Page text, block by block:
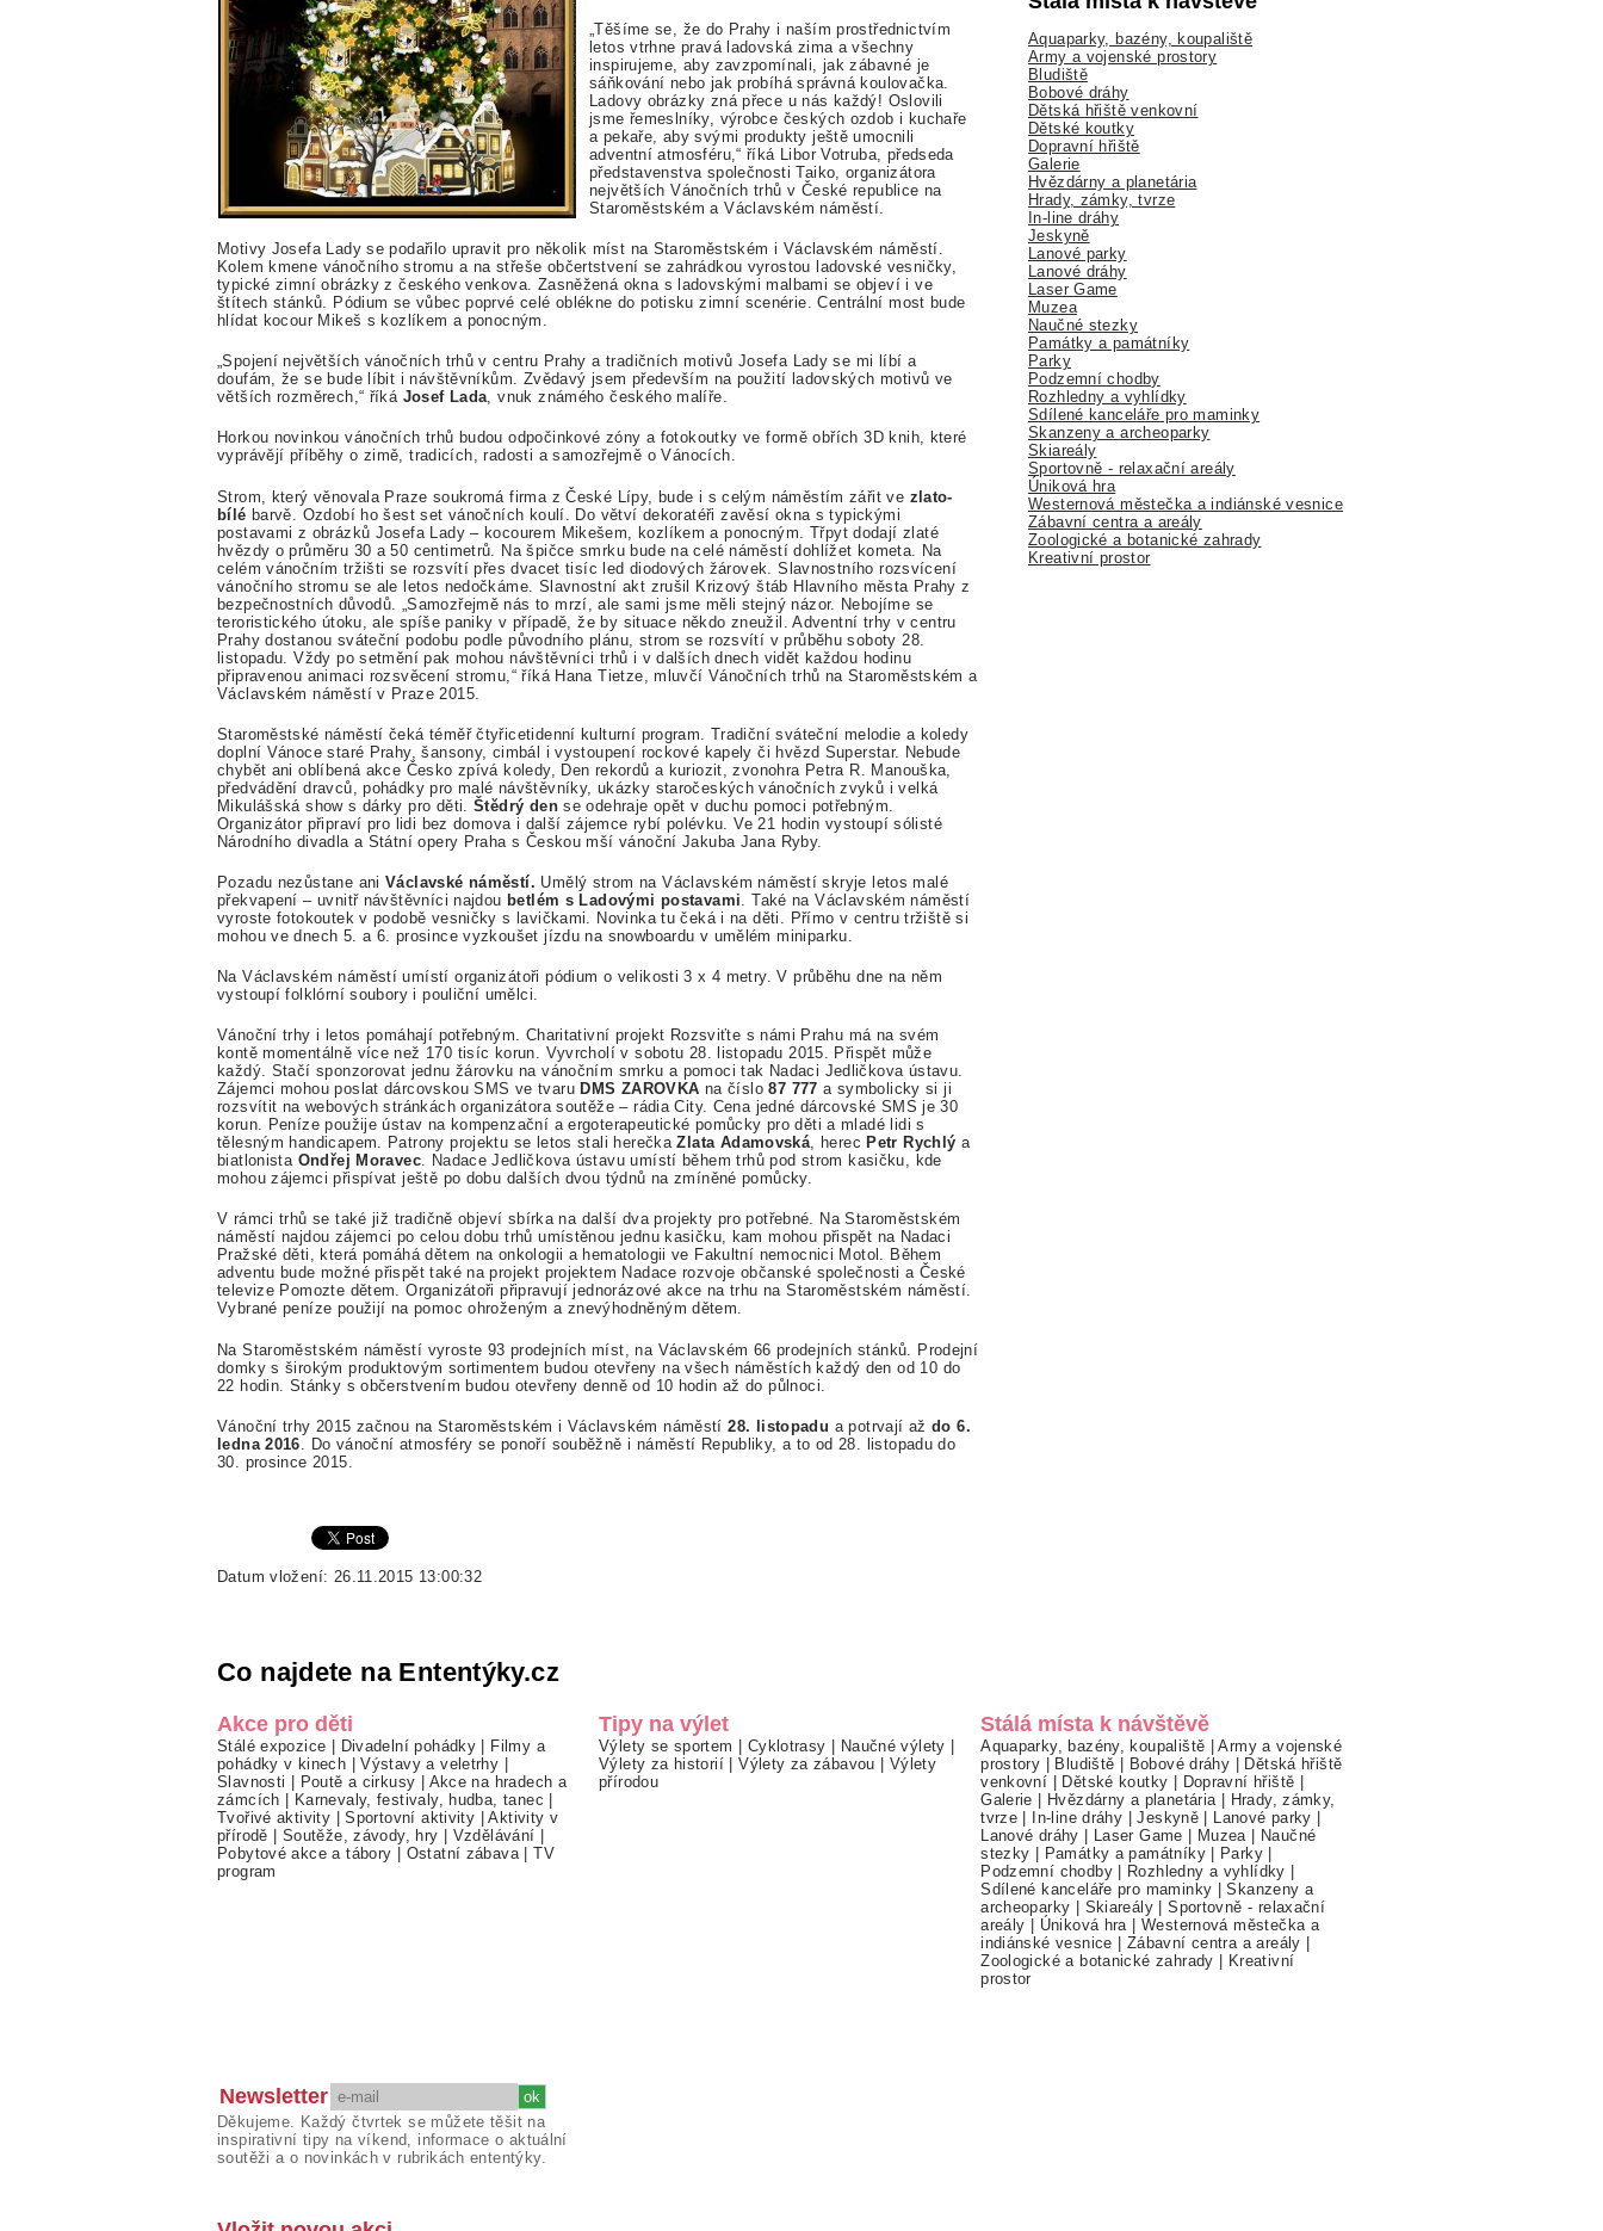
„Těšíme se, že do Prahy i naším prostřednictvím
letos vtrhne pravá ladovská zima a všechny
inspirujeme, aby zavzpomínali, jak zábavné je
sáňkování nebo jak probíhá správná koulovačka.
Ladovy obrázky zná přece u nás každý! Oslovili
jsme řemeslníky, výrobce českých ozdob i kuchaře
a pekaře, aby svými produkty ještě umocnili
adventní atmosféru,“ říká Libor Votruba, předseda
představenstva společnosti Taiko, organizátora
největších Vánočních trhů v České republice na
Staroměstském a Václavském náměstí.
Motivy Josefa Lady se podařilo upravit pro několik míst na Staroměstském i Václavském náměstí.
Kolem kmene vánočního stromu a na střeše občertstvení se zahrádkou vyrostou ladovské vesničky,
typické zimní obrázky z českého venkova. Zasněžená okna s ladovskými malbami se objeví i ve
štítech stánků.
Pódium se vůbec poprvé celé oblékne do potisku zimní scenérie. Centrální most bude
hlídat kocour Mikeš s kozlíkem a ponocným.
„Spojení největších vánočních trhů v centru Prahy a tradičních motivů Josefa Lady se mi líbí a
doufám, že se bude líbit i návštěvníkům. Zvědavý jsem především na použití ladovských motivů ve
větších rozměrech,“ říká Josef Lada, vnuk známého českého malíře.
Horkou novinkou vánočních trhů budou odpočinkové zóny a fotokoutky ve formě obřích 3D knih, které
vyprávějí příběhy o zimě, tradicích, radosti a samozřejmě o Vánocích.
Strom, který věnovala Praze soukromá firma z České Lípy, bude i s celým náměstím zářit ve zlato-
bílé barvě. Ozdobí ho šest set vánočních koulí. Do větví dekoratéři zavěsí okna s typickými
postavami z obrázků Josefa Lady – kocourem Mikešem, kozlíkem a ponocným. Třpyt dodají zlaté
hvězdy o průměru 30 a 50 centimetrů. Na špičce smrku bude na celé náměstí dohlížet kometa. Na
celém vánočním tržišti se rozsvítí přes dvacet tisíc led diodových žárovek. Slavnostního rozsvícení
vánočního stromu se ale letos nedočkáme. Slavnostní akt zrušil Krizový štáb Hlavního města Prahy z
bezpečnostních důvodů. „Samozřejmě nás to mrzí, ale sami jsme měli stejný názor. Nebojíme se
teroristického útoku, ale spíše paniky v případě, že by situace někdo zneužil. Adventní trhy v centru
Prahy dostanou sváteční podobu podle původního plánu, strom se rozsvítí v průběhu soboty 28.
listopadu. Vždy po setmění pak mohou návštěvníci trhů i v dalších dnech vidět každou hodinu
připravenou animaci rozsvěcení stromu,“ říká Hana Tietze, mluvčí Vánočních trhů na Staroměstském a
Václavském náměstí v Praze 2015.
Staroměstské náměstí čeká téměř čtyřicetidenní kulturní program. Tradiční sváteční melodie a koledy
doplní Vánoce staré Prahy, šansony, cimbál i vystoupení rockové kapely či hvězd Superstar. Nebude
chybět ani oblíbená akce Česko zpívá koledy, Den rekordů a kuriozit, zvonohra Petra R. Manouška,
předvádění dravců, pohádky pro malé návštěvníky, ukázky staročeských vánočních zvyků i velká
Mikulášská show s dárky pro děti.Štědrý dense odehraje opět v duchu pomoci potřebným.
Organizátor připraví pro lidi bez domova i další zájemce rybí polévku. Ve 21 hodin vystoupí sólisté
Národního divadla a Státní opery Praha s Českou mší vánoční Jakuba Jana Ryby.
Pozadu nezůstane aniVáclavské náměstí. Umělý strom na Václavském náměstí skryje letos malé
překvapení – uvnitř návštěvníci najdou betlém s Ladovými postavami . Také na Václavském náměstí
vyroste fotokoutek v podobě vesničky s lavičkami. Novinka tu čeká i na děti. Přímo v centru tržiště si
mohou ve dnech 5. a 6. prosince vyzkoušet jízdu na snowboardu v umělém miniparku.
Na Václavském náměstí umístí organizátoři pódium o velikosti 3 x 4 metry. V průběhu dne na něm
vystoupí folklórní soubory i pouliční umělci.
Vánoční trhy i letos pomáhají potřebným. Charitativní projekt Rozsviťte s námi Prahu má na svém
kontě momentálně více než 170 tisíc korun. Vyvrcholí v sobotu 28. listopadu 2015. Přispět může
každý. Stačí sponzorovat jednu žárovku na vánočním smrku a pomoci tak Nadaci Jedličkova ústavu.
Zájemci mohou poslat dárcovskou SMS ve tvaru DMS ZAROVKA na číslo87 777 a symbolicky si ji
rozsvítit na webových stránkách organizátora soutěže – rádia City. Cena jedné dárcovské SMS je 30
korun. Peníze použije ústav na kompenzační a ergoterapeutické pomůcky pro děti a mladé lidi s
tělesným handicapem. Patrony projektu se letos stali herečkaZlata Adamovská, herec Petr Rychlý a
biatlonista Ondřej Moravec. Nadace Jedličkova ústavu umístí během trhů pod strom kasičku, kde
mohou zájemci přispívat ještě po dobu dalších dvou týdnů na zmíněné pomůcky.
V rámci trhů se také již tradičně objeví sbírka na další dva projekty pro potřebné. Na Staroměstském
náměstí najdou zájemci po celou dobu trhů umístěnou jednu kasičku, kam mohou přispět na Nadaci
Pražské děti, která pomáhá dětem na onkologii a hematologii ve Fakultní nemocnici Motol. Během
adventu bude možné přispět také na projekt projektem Nadace rozvoje občanské společnosti a České
televize Pomozte dětem. Organizátoři připravují jednorázové akce na trhu na Staroměstském náměstí.
Vybrané peníze použijí na pomoc ohroženým a znevýhodněným dětem.
Na Staroměstském náměstí vyroste 93 prodejních míst, na Václavském 66 prodejních stánků. Prodejní
domky s širokým produktovým sortimentem budou otevřeny na všech náměstích každý den od 10 do
22 hodin. Stánky s občerstvením budou otevřeny denně od 10 hodin až do půlnoci.
Vánoční trhy 2015 začnou na Staroměstském i Václavském náměstí28. listopadu a potrvají až do 6.
ledna 2016 . Do vánoční atmosféry se ponoří souběžně i náměstí Republiky, a to od 28. listopadu do
30. prosince 2015.
Datum vložení: 26.11.2015 13:00:32
Aquaparky, bazény, koupaliště
Army a vojenské prostory
Bludiště
Bobové dráhy
Dětská hřiště venkovní
Dětské koutky
Dopravní hřiště
Galerie
Hvězdárny a planetária
Hrady, zámky, tvrze
In-line dráhy
Jeskyně
Lanové parky
Lanové dráhy
Laser Game
Muzea
Naučné stezky
Památky a památníky
Parky
Podzemní chodby
Rozhledny a vyhlídky
Sdílené kanceláře pro maminky
Skanzeny a archeoparky
Skiareály
Sportovně - relaxační areály
Úniková hra
Westernová městečka a indiánské vesnice
Zábavní centra a areály
Zoologické a botanické zahrady
Kreativní prostor
Co najdete na Ententýky.cz
Akce pro děti
Stálé expozice Divadelní pohádky
Filmy a
pohádky v kinech |Výstavy a veletrhy
Slavnosti
Poutě a cirkusy
Akce na hradech a
zámcích
Karnevaly, festivaly, hudba, tanec
Tvořivé aktivity |Sportovní aktivity |Aktivity v
přírodě
Soutěže, závody, hry Vzdělávání
Pobytové akce a tábory
Ostatní zábava|TV
program
Tipy na výlet
Výlety se sportem Cyklotrasy Naučné výlety
Výlety za historií |Výlety za zábavou
Výlety
přírodou
Stálá místa k návštěvě
Aquaparky, bazény, koupaliště |Army a vojenské
prostory
Bludiště Bobové dráhy
Dětská hřiště
venkovní
Dětské koutky Dopravní hřiště
Galerie
Hvězdárny a planetária|
Hrady, zámky,
tvrze
In-line dráhy |Jeskyně Lanové parky
Lanové dráhy
Laser Game Muzea|
Naučné
stezky
Památky a památníky| Parky
Podzemní chodby| Rozhledny a vyhlídky
Sdílené kanceláře pro maminky |Skanzeny a
archeoparky
Skiareály |Sportovně - relaxační
areály
Úniková hra|Westernová městečka a
indiánské vesnice
Zábavní centra a areály
Zoologické a botanické zahrady
Kreativní
prostor
Newsletter
Děkujeme. Každý čtvrtek se můžete těšit na
inspirativní tipy na víkend, informace o aktuální
soutěži a o novinkách v rubrikách ententýky.